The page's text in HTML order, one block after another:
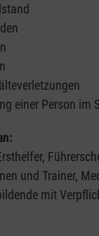
einer Person im
und Trainer,
mit